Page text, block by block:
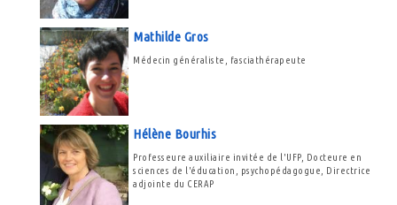
Mathilde Gros
Médecin généraliste, fasciathérapeute
Hélène Bourhis
Professeure auxiliaire invitée de l'UFP, Docteure en
sciences de l'éducation, psychopédagogue, Directrice
adjointe du CERAP